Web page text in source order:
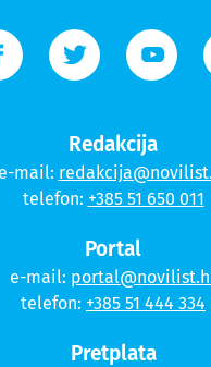
Redakcija
e-mail:
telefon: +385 51 650 011
Portal
e-mail:
telefon: +385 51 444 334
Pretplata